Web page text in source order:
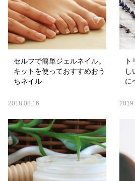
セルフで簡単ジェルネイル。
キットを使っておすすめおう
ちネイル
2018.08.16
し
に